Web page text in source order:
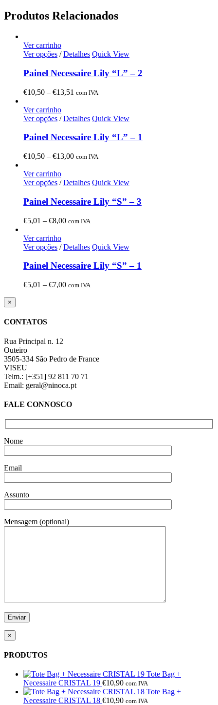
Produtos Relacionados
Ver carrinho
Ver opções / Detalhes Quick View
Painel Necessaire Lily “L” – 2
€10,50 – €13,51 Price
through
com IVA
Ver carrinho
Ver opções / Detalhes Quick View
Painel Necessaire Lily “L” – 1
€10,50 – €13,00Price
through
com IVA
Ver carrinho
Ver opções / Detalhes Quick View
Painel Necessaire Lily “S” – 3
€5,01 – €8,00Price
through
com IVA
Ver carrinho
Ver opções / Detalhes Quick View
Painel Necessaire Lily “S” – 1
€5,01 – €7,00Price
com IVA
Close
product
view
×
CONTATOS
Rua Principal n. 12
Outeiro
3505-334 São Pedro de France
VISEU
Telm.: [+351] 92 811 70 71
Email: geral@ninoca.pt
FALE CONNOSCO
Nome
Email
Assunto
Mensagem (optional)
×
PRODUTOS
Tote Bag +
Necessaire CRISTAL 19 €10,90 com IVA
Tote Bag +
Necessaire CRISTAL 18 €10,90 com IVA